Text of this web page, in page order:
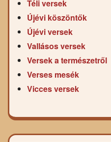
Téli versek
Újévi köszöntők
Újévi versek
Vallásos versek
Versek a természetről
Verses mesék
Vicces versek